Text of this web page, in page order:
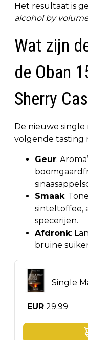
Het resultaat is
alcohol by
Wat zijn
de Oban
Sherry
De nieuwe
volgende tasting
Geur:
Smaak:
sinteltoffee,
specerijen.
Afdronk:
bruine
Single
EUR 29.99